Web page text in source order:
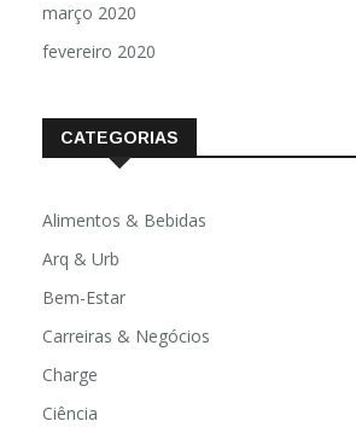
março 2020
fevereiro 2020
CATEGORIAS
Alimentos & Bebidas
Arq & Urb
Bem-Estar
Carreiras & Negócios
Charge
Ciência